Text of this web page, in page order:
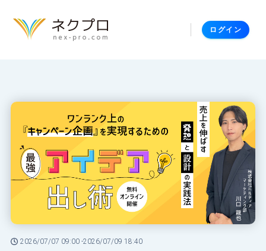
ログイン
2026/07/07 09:00 -2026/07/09 18:40